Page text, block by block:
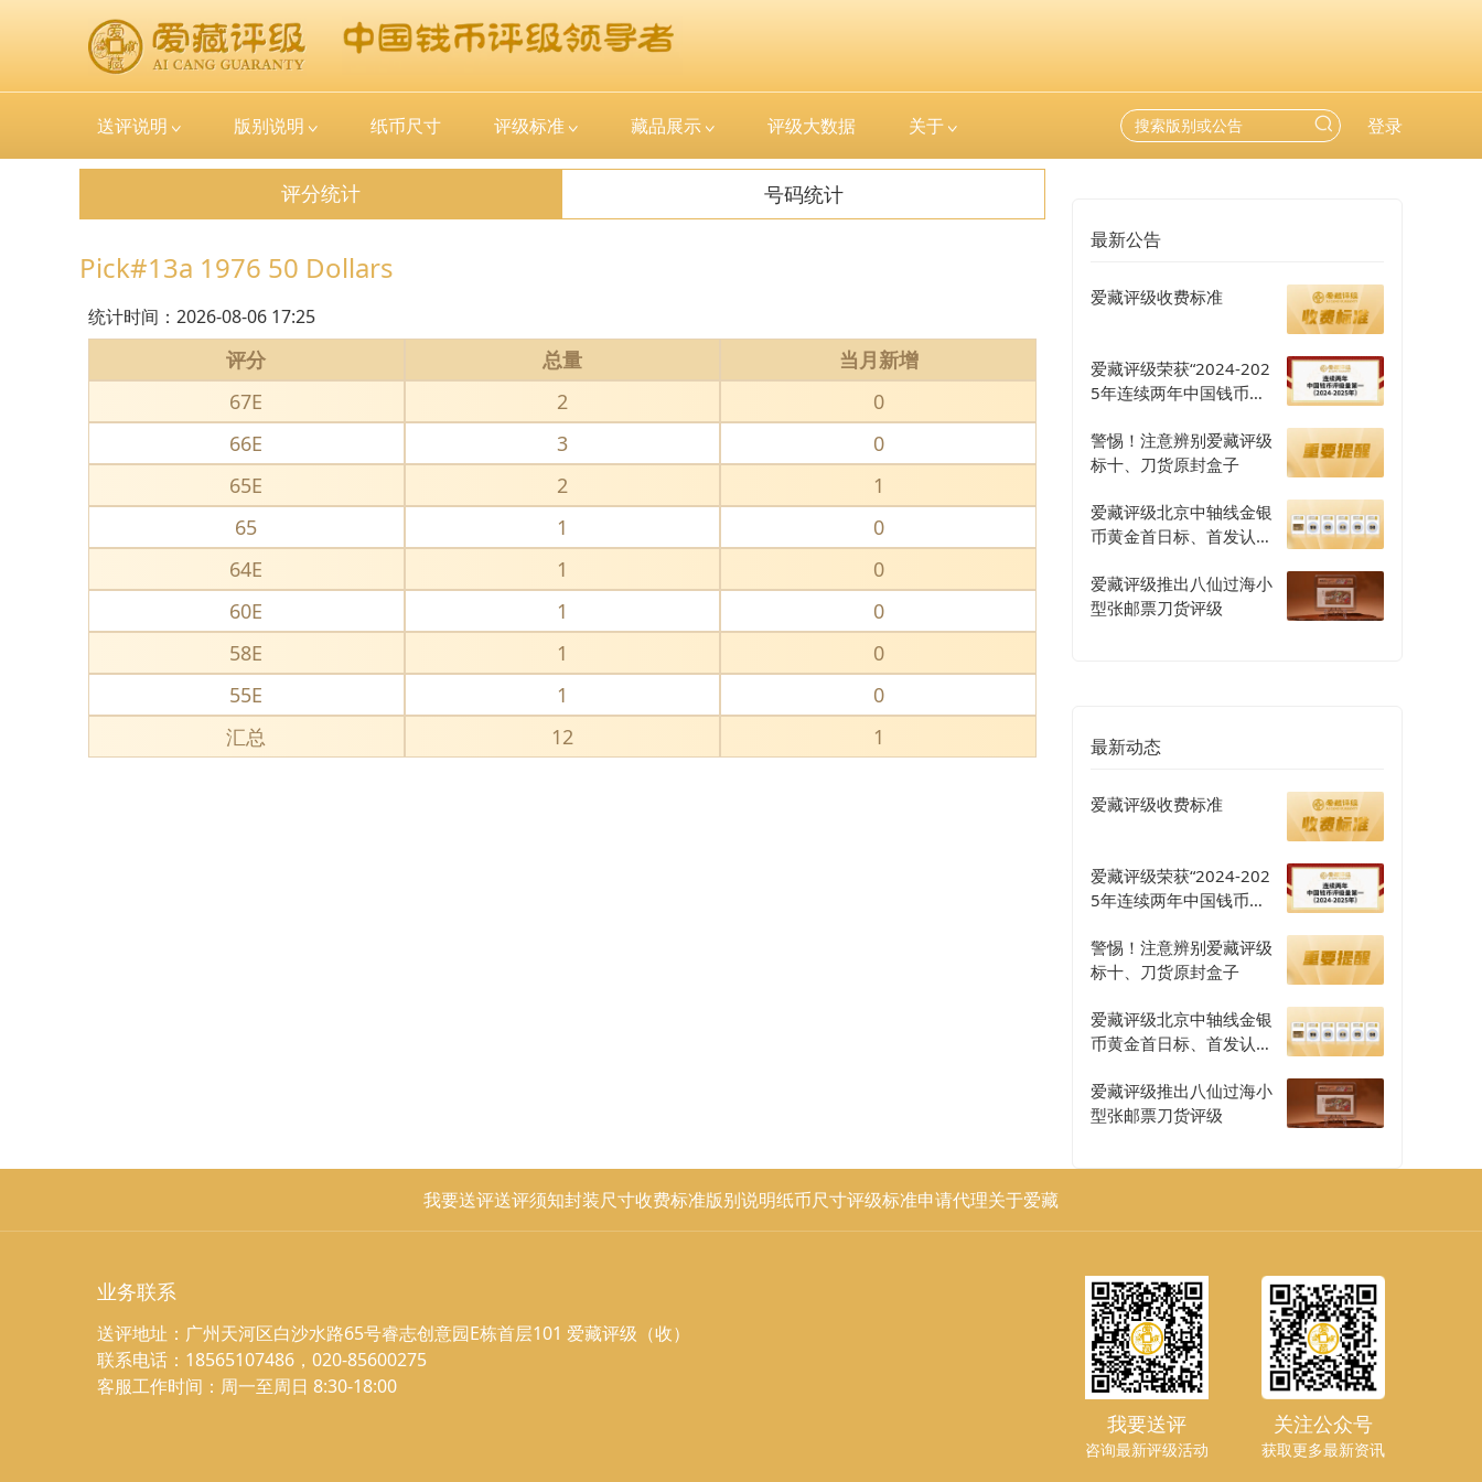
送评说明 版别说明 纸币尺寸 评级标准 藏品展示 评级大数据 关于 登录
评分统计 号码统计
Pick#13a 1976 50 Dollars
统计时间： 2026-08-06 17:25
评分 总量
当月新增
67E
2
0
66E
3
0
65E
2
1
65
1
0
64E
1
0
60E
1
0
58E
1
0
55E
1
0
汇总
12 1
最新公告
爱藏评级收费标准
爱藏评级荣获“2024-202
5年连续两年中国钱币评
警惕！注意辨别爱藏评级
标十、刀货原封盒子
爱藏评级北京中轴线金银
币黄金首日标、首发认证
爱藏评级推出八仙过海小
型张邮票刀货评级
最新动态
爱藏评级收费标准
爱藏评级荣获“2024-202
5年连续两年中国钱币评
警惕！注意辨别爱藏评级
标十、刀货原封盒子
爱藏评级北京中轴线金银
币黄金首日标、首发认证
爱藏评级推出八仙过海小
型张邮票刀货评级
我要送评送评须知封装尺寸收费标准版别说明纸币尺寸评级标准申请代理关于爱藏
业务联系
送评地址：广州天河区白沙水路65号睿志创意园E栋首层101 爱藏评级（收）
联系电话：18565107486，020-85600275
客服工作时间：周一至周日 8:30-18:00
我要送评
咨询最新评级活动
关注公众号
获取更多最新资讯